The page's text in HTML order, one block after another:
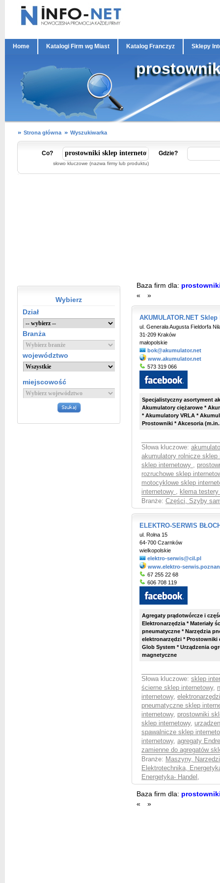
Home Katalogi Firm wg Miast Katalog Franczyz Sklepy
Strona główna Wyszukiwarka
Co?
słowo kluczowe (nazwa firmy lub produktu)
Gdzie?
Wybierz
Dział
Branża
województwo
miejscowość
Baza firm dla:
«
»
AKUMULATOR.NET
ul. Generała Augusta Fieldorfa
31-209 Kraków
małopolskie
bok@akumulator.net
www.akumulator.net
573 319 066
Specjalistyczny asortyment
Akumulatory ciężarowe *
* Akumulatory VRLA *
Prostowniki * Akcesoria
Słowa kluczowe:
akumulatory rolnicze
sklep internetowy ,
rozruchowe sklep
motocyklowe sklep
internetowy , klema
Branże: Części, Szyby
ELEKTRO-SERWIS
ul. Rolna 15
64-700 Czarnków
wielkopolskie
elektro-serwis@cil.pl
www.elektro-
67 255 22 68
606 708 119
Agregaty prądotwórcze i
Elektronarzędzia * Materiały
pneumatyczne * Narzędzia
elektronarzędzi * Prostowniki
Glob System * Urządzenia
magnetyczne
Słowa kluczowe: sklep
ścierne sklep internetowy,
internetowy,
pneumatyczne sklep
internetowy, prostowniki
sklep internetowy,
spawalnicze sklep
internetowy, agregaty
zamienne do agregatów
Branże: Maszyny,
Elektrotechnika,
Energetyka- Handel ,
Baza firm dla:
«
»